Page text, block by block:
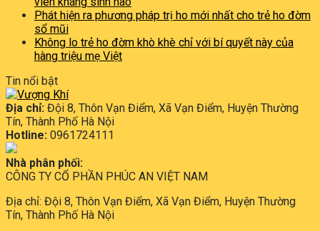
Phát hiện ra phương pháp trị ho mới nhất cho trẻ ho đờm
sổ mũi
Không lo trẻ ho đờm khò khè chỉ với bí quyết này của
hàng triệu mẹ Việt
Tin nổi bật
Địa chỉ: Đội 8, Thôn Vạn Điểm, Xã Vạn Điểm, Huyện Thường
Tín, Thành Phố Hà Nội
Hotline: 0961724111
Nhà phân phối:
CÔNG TY CỔ PHẦN PHÚC AN VIỆT NAM
Địa chỉ: Đội 8, Thôn Vạn Điểm, Xã Vạn Điểm, Huyện Thường
Tín, Thành Phố Hà Nội